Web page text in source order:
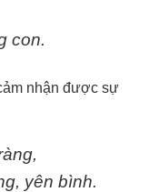
con.
nhận được sự
yên bình.